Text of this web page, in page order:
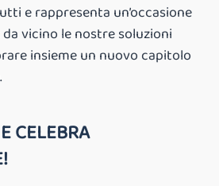
e rappresenta un’occasione
vicino le nostre soluzioni
insieme un nuovo capitolo
CELEBRA